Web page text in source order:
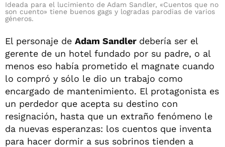
Ideada para el lucimiento de Adam Sandler, «Cuentos que no
son cuento» tiene buenos gags y logradas parodias de varios
géneros.
El personaje de Adam Sandler debería ser el
gerente de un hotel fundado por su padre, o al
menos eso había prometido el magnate cuando
lo compró y sólo le dio un trabajo como
encargado de mantenimiento. El protagonista es
un perdedor que acepta su destino con
resignación, hasta que un extraño fenómeno le
da nuevas esperanzas: los cuentos que inventa
para hacer dormir a sus sobrinos tienden a